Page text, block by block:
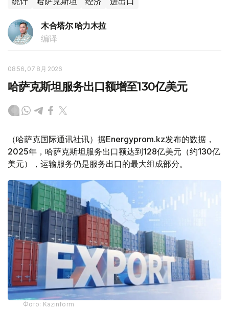
木合塔尔 哈力木拉
编译
08:56, 07 8月 2026
哈萨克斯坦服务出口额增至130亿美元
（哈萨克国际通讯社讯）据Energyprom.kz发布的数据，
2025年，哈萨克斯坦服务出口额达到128亿美元（约130亿
美元），运输服务仍是服务出口的最大组成部分。
Фото: Kazinform